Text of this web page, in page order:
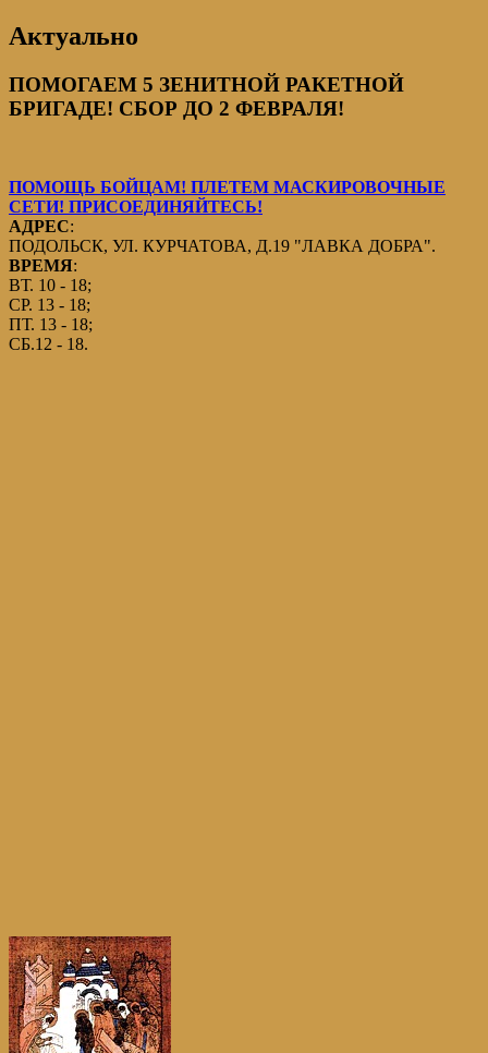
Актуально
ПОМОГАЕМ 5 ЗЕНИТНОЙ РАКЕТНОЙ
БРИГАДЕ! СБОР ДО 2 ФЕВРАЛЯ!
ПОМОЩЬ БОЙЦАМ! ПЛЕТЕМ МАСКИРОВОЧНЫЕ
СЕТИ! ПРИСОЕДИНЯЙТЕСЬ!
АДРЕС:
ПОДОЛЬСК, УЛ. КУРЧАТОВА, Д.19 "ЛАВКА ДОБРА".
ВРЕМЯ:
ВТ. 10 - 18;
СР. 13 - 18;
ПТ. 13 - 18;
СБ.12 - 18.